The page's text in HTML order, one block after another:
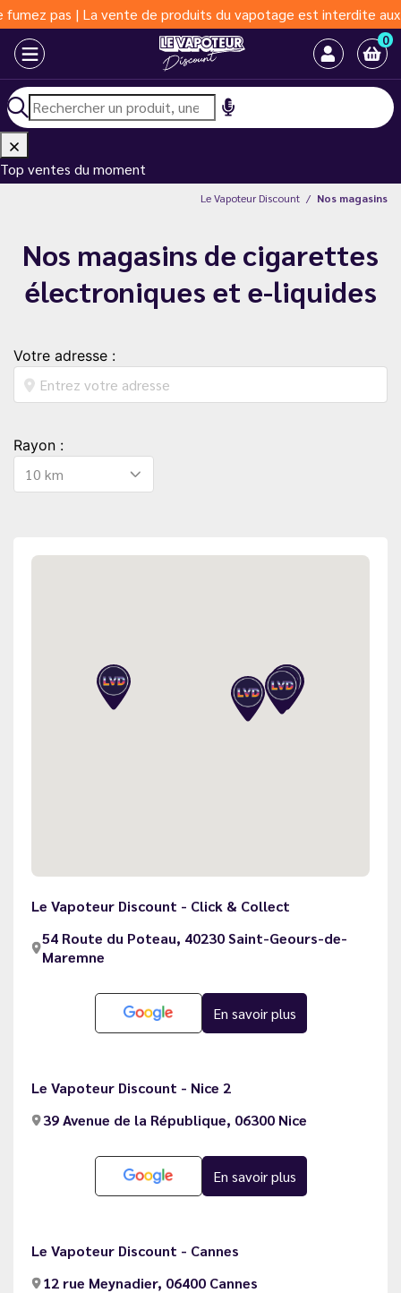
pas | La vente de produits du vapotage est interdite aux
0
Top ventes du moment
Le Vapoteur Discount Nos magasins
Nos magasins de cigarettes
électroniques et e-liquides
Votre adresse :
Rayon :
Le Vapoteur Discount - Click & Collect
54 Route du Poteau, 40230 Saint-Geours-de-
Maremne
En savoir plus
Le Vapoteur Discount - Nice 2
39 Avenue de la République, 06300 Nice
En savoir plus
Le Vapoteur Discount - Cannes
12 rue Meynadier, 06400 Cannes